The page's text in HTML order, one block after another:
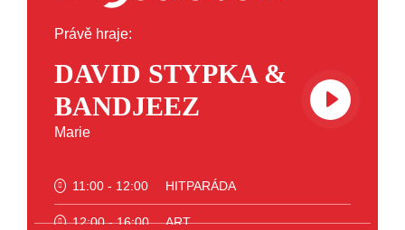
Právě hraje:
DAVID STYPKA &
BANDJEEZ
Marie
11:00 - 12:00 HITPARÁDA
12:00 - 16:00 ART